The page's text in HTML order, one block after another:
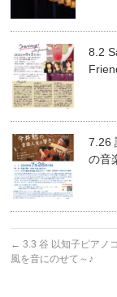
8.2
7.26
の音
← 3.3 谷 以知子ピアノ
風を音にのせて～♪